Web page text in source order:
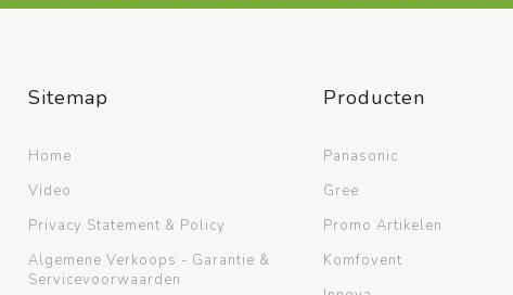
Sitemap
Home
Video
Privacy Statement & Policy
Algemene Verkoops - Garantie &
Servicevoorwaarden
Producten
Panasonic
Gree
Promo Artikelen
Komfovent